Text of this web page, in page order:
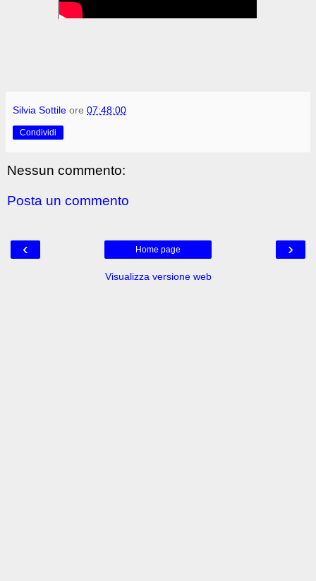
Silvia Sottile ore 07:48:00
Condividi
Nessun commento:
Posta un commento
‹ ›
Home page
Visualizza versione web